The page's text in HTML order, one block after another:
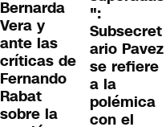
Bernarda
Vera y
ante las
críticas de
Fernando
Rabat
sobre la
":
Subsecret
ario Pavez
se refiere
a la
polémica
con el